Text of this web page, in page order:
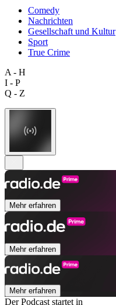
Comedy
Nachrichten
Gesellschaft und Kultur
Sport
True Crime
A - H
I - P
Q - Z
Mehr erfahren
Mehr erfahren
Mehr erfahren
Der Podcast startet in